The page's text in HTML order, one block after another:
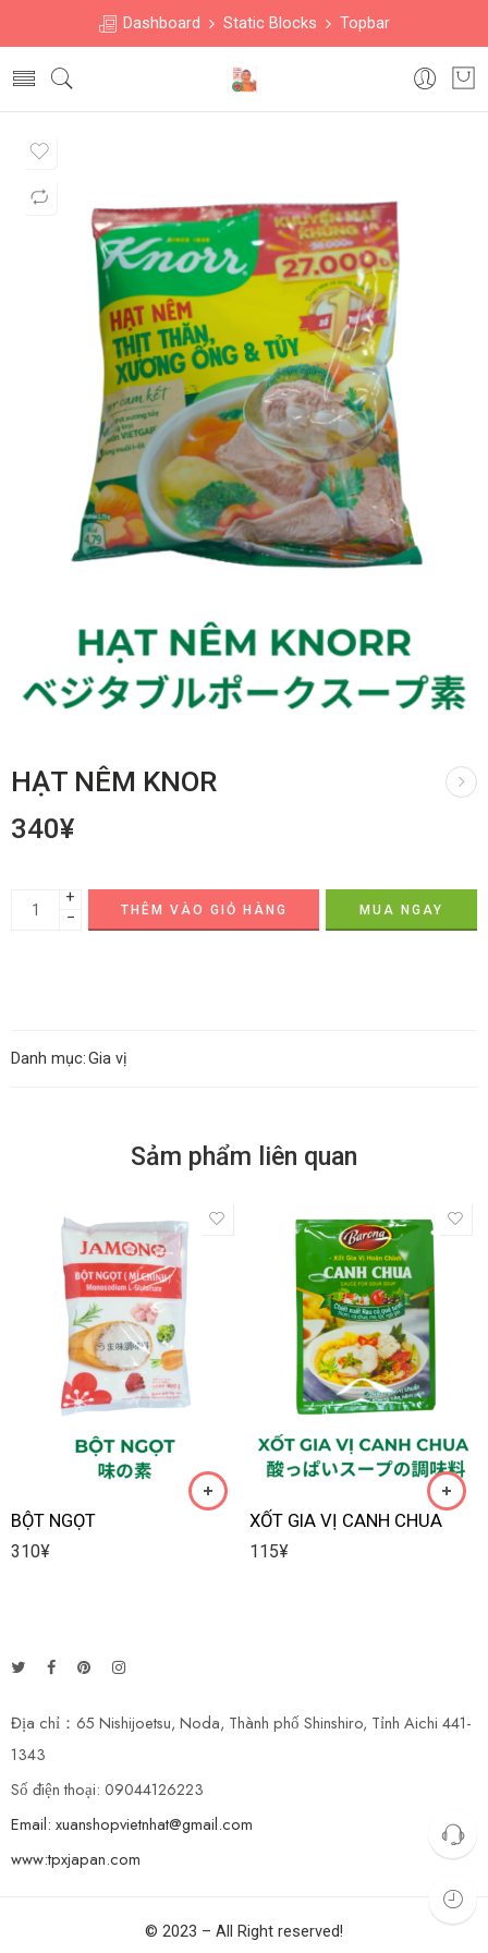
Dashboard Static Blocks Topbar
HẠT NÊM KNOR
340¥
+
−
THÊM VÀO GIỎ HÀNG MUA NGAY
Danh mục:Gia vị
Sảm phẩm liên quan
BỘT NGỌT
310¥
XỐT GIA VỊ CANH CHUA
115¥
Địa chỉ：65 Nishijoetsu, Noda, Thành phố Shinshiro, Tỉnh Aichi 441-
1343
Số điện thoại: 09044126223
Email: xuanshopvietnhat@gmail.com
www:tpxjapan.com
© 2023 – All Right reserved!